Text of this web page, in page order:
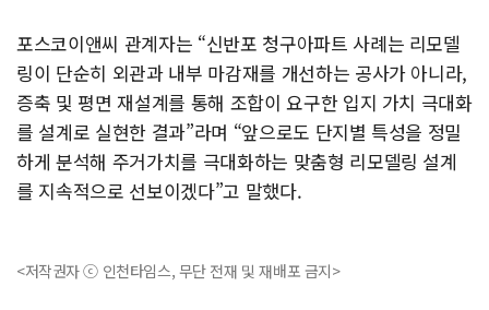
포스코이앤씨 관계자는 “신반포 청구아파트 사례는 리모델
링이 단순히 외관과 내부 마감재를 개선하는 공사가 아니라,
증축 및 평면 재설계를 통해 조합이 요구한 입지 가치 극대화
를 설계로 실현한 결과”라며 “앞으로도 단지별 특성을 정밀
하게 분석해 주거가치를 극대화하는 맞춤형 리모델링 설계
를 지속적으로 선보이겠다”고 말했다.
<저작권자 ⓒ 인천타임스, 무단 전재 및 재배포 금지>